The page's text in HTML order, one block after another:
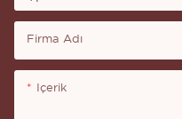
Firma Adı
Içerik